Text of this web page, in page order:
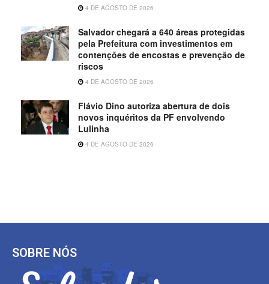
4 DE AGOSTO DE 2026
Salvador chegará a 640 áreas protegidas
pela Prefeitura com investimentos em
contenções de encostas e prevenção de
riscos
4 DE AGOSTO DE 2026
Flávio Dino autoriza abertura de dois
novos inquéritos da PF envolvendo
Lulinha
4 DE AGOSTO DE 2026
SOBRE NÓS